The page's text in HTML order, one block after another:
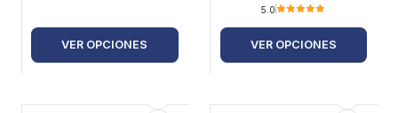
VER OPCIONES
5.0
VER OPCIONES